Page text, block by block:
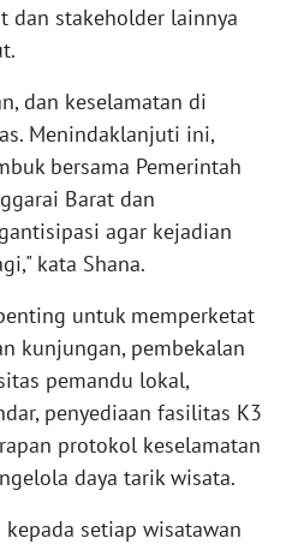
dan stakeholder lainnya
dan keselamatan di
Menindaklanjuti ini,
bersama Pemerintah
Barat dan
agar kejadian
kata Shana.
untuk memperketat
kunjungan, pembekalan
pemandu lokal,
penyediaan fasilitas K3
protokol keselamatan
daya tarik wisata.
setiap wisatawan